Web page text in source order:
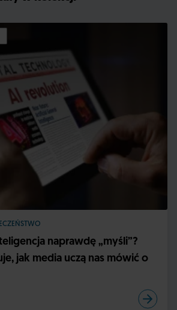
naprawdę „myśli”?
jak media uczą nas mówić o